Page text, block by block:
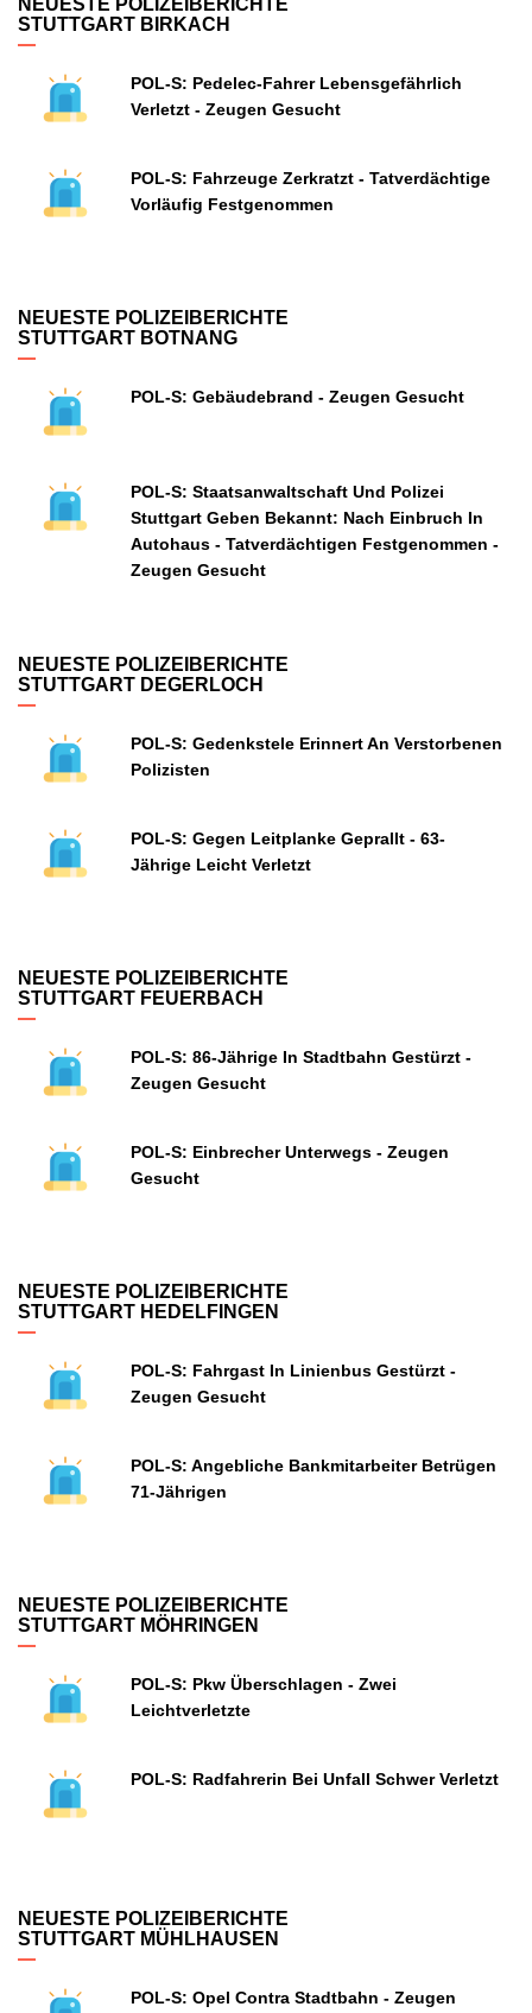
NEUESTE POLIZEIBERICHTE
STUTTGART BIRKACH
POL-S: Pedelec-Fahrer Lebensgefährlich
Verletzt - Zeugen Gesucht
POL-S: Fahrzeuge Zerkratzt - Tatverdächtige
Vorläufig Festgenommen
NEUESTE POLIZEIBERICHTE
STUTTGART BOTNANG
POL-S: Gebäudebrand - Zeugen Gesucht
POL-S: Staatsanwaltschaft Und Polizei
Stuttgart Geben Bekannt: Nach Einbruch In
Autohaus - Tatverdächtigen Festgenommen -
Zeugen Gesucht
NEUESTE POLIZEIBERICHTE
STUTTGART DEGERLOCH
POL-S: Gedenkstele Erinnert An Verstorbenen
Polizisten
POL-S: Gegen Leitplanke Geprallt - 63-
Jährige Leicht Verletzt
NEUESTE POLIZEIBERICHTE
STUTTGART FEUERBACH
POL-S: 86-Jährige In Stadtbahn Gestürzt -
Zeugen Gesucht
POL-S: Einbrecher Unterwegs - Zeugen
Gesucht
NEUESTE POLIZEIBERICHTE
STUTTGART HEDELFINGEN
POL-S: Fahrgast In Linienbus Gestürzt -
Zeugen Gesucht
POL-S: Angebliche Bankmitarbeiter Betrügen
71-Jährigen
NEUESTE POLIZEIBERICHTE
STUTTGART MÖHRINGEN
POL-S: Pkw Überschlagen - Zwei
Leichtverletzte
POL-S: Radfahrerin Bei Unfall Schwer Verletzt
NEUESTE POLIZEIBERICHTE
STUTTGART MÜHLHAUSEN
POL-S: Opel Contra Stadtbahn - Zeugen